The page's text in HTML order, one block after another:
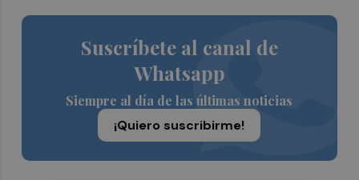
Suscríbete al canal de
Whatsapp
Siempre al día de las últimas noticias
¡Quiero suscribirme!